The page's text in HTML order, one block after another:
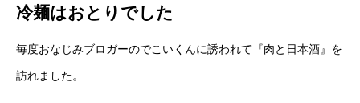
冷麺はおとりでした
毎度おなじみブロガーのでこいくんに誘われて『肉と日本酒』を
訪れました。